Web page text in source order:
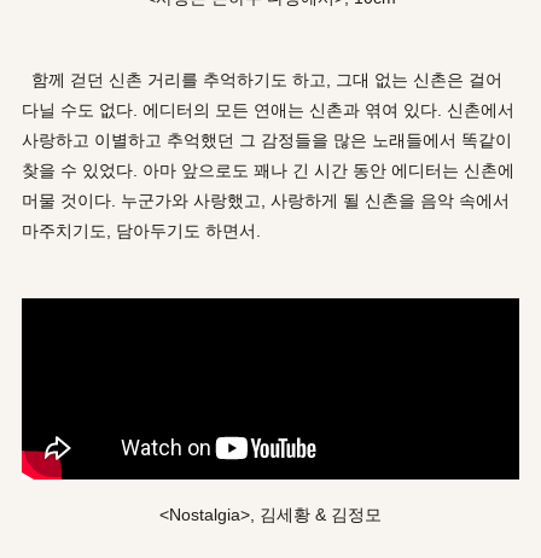
함께 걷던 신촌 거리를 추억하기도 하고, 그대 없는 신촌은 걸어
다닐 수도 없다. 에디터의 모든 연애는 신촌과 엮여 있다. 신촌에서
사랑하고 이별하고 추억했던 그 감정들을 많은 노래들에서 똑같이
찾을 수 있었다. 아마 앞으로도 꽤나 긴 시간 동안 에디터는 신촌에
머물 것이다. 누군가와 사랑했고, 사랑하게 될 신촌을 음악 속에서
마주치기도, 담아두기도 하면서.
<Nostalgia>, 김세황 & 김정모